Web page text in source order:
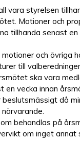
vara styrelsen
Motioner och
tillhanda senast
och övriga
till
ska vara
en vecka innan
då
behandlas på
om inget annat